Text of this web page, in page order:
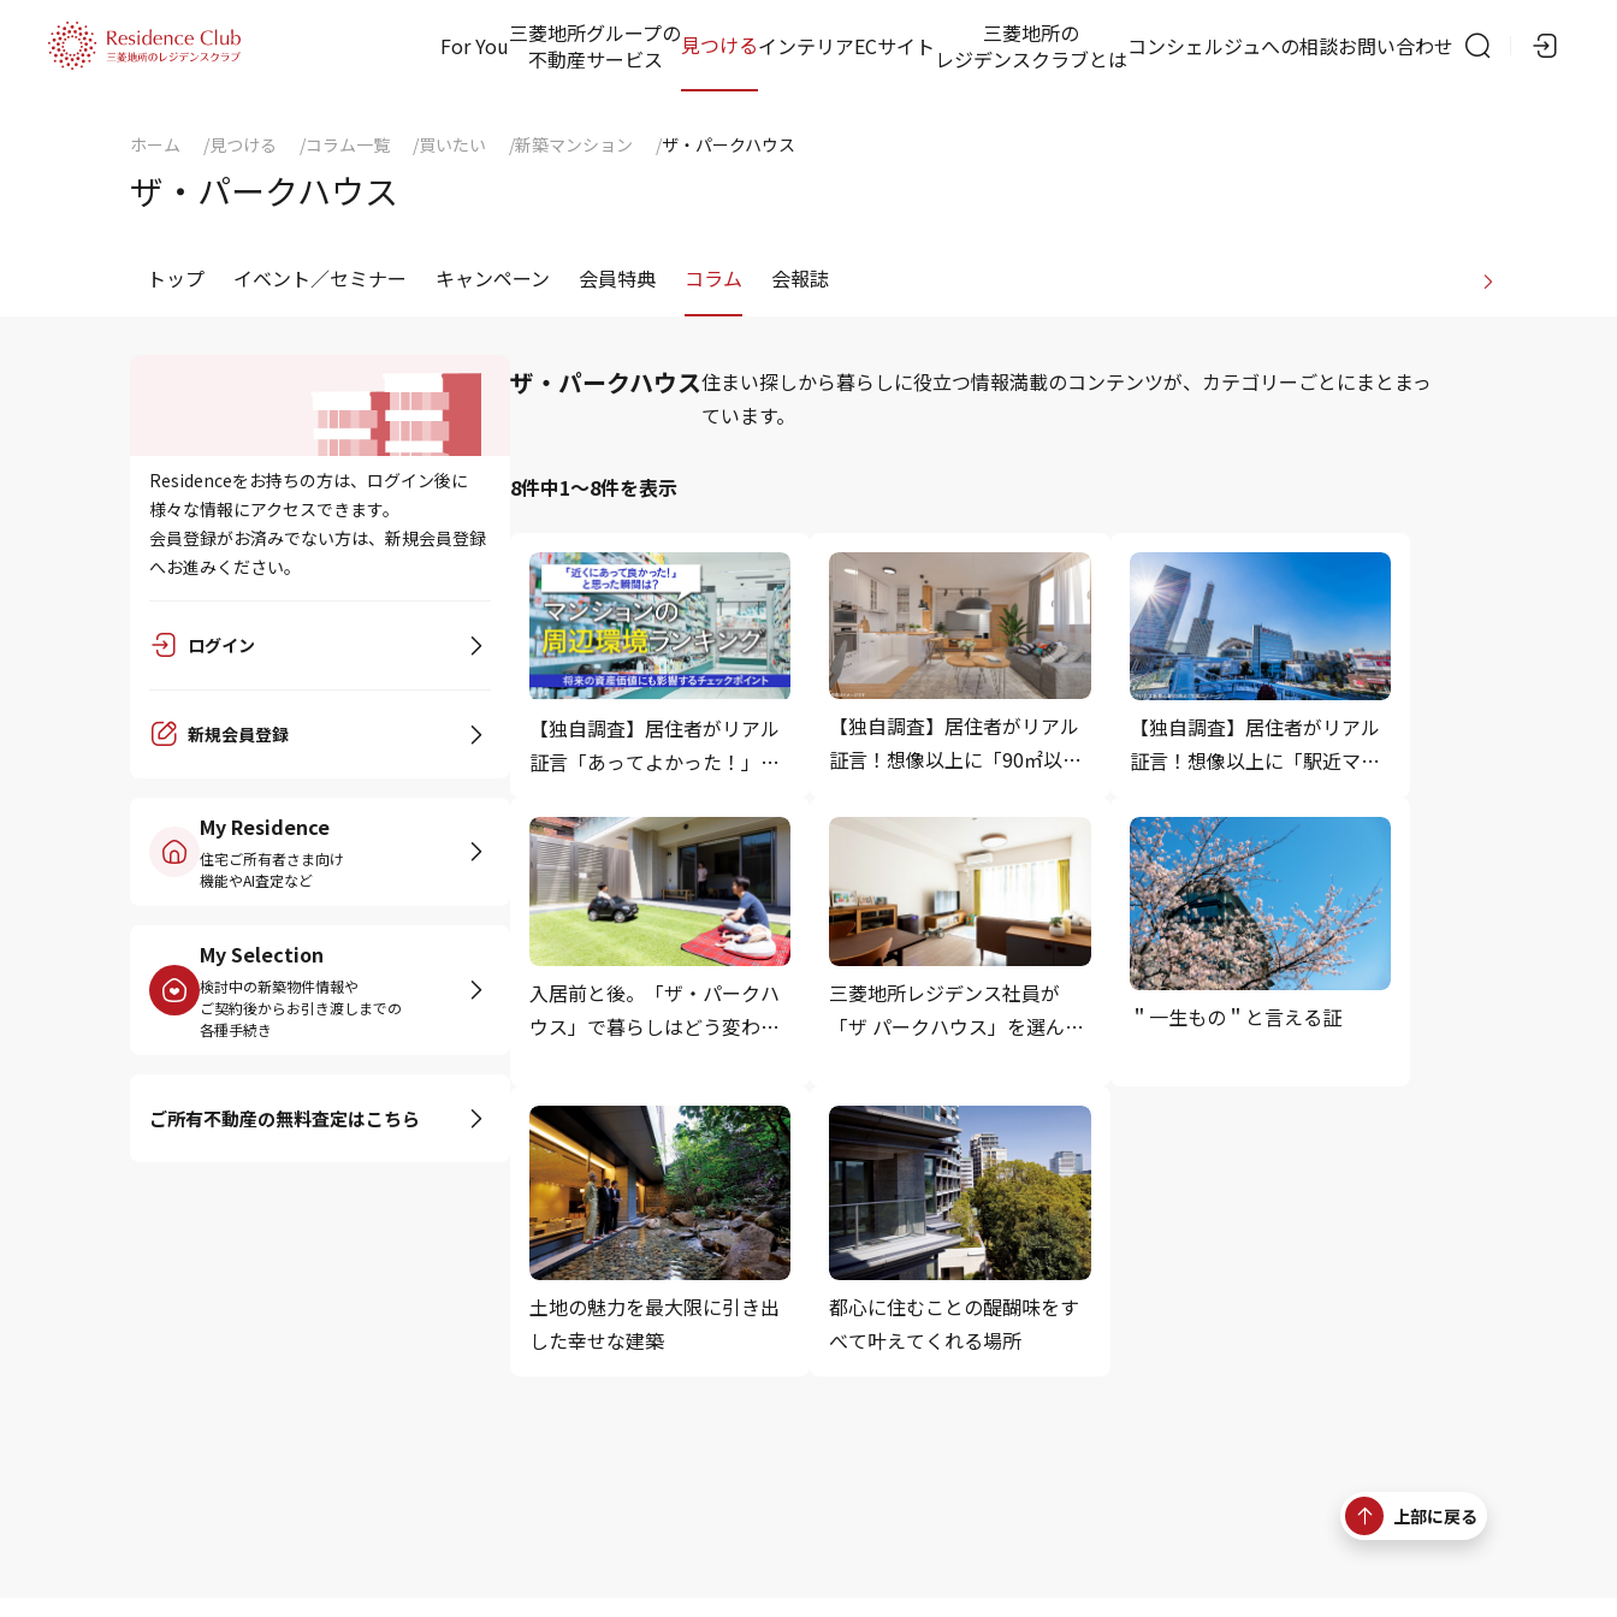
For You三菱地所グループの
不動産サービス
見つけるインテリアECサイト
三菱地所の
レジデンスクラブとはコンシェルジュへの相談お問い合わせ
ホーム 見つける コラム一覧 買いたい 新築マンション ザ・パークハウス
ザ・パークハウス
トップ イベント／セミナー キャンペーン 会員特典 コラム 会報誌
Residenceをお持ちの方は、ログイン後に
様々な情報にアクセスできます。
会員登録がお済みでない方は、新規会員登録
へお進みください。
ログイン
新規会員登録
My Residence
住宅ご所有者さま向け
機能やAI査定など
My Selection
検討中の新築物件情報や
ご契約後からお引き渡しまでの
各種手続き
ご所有不動産の無料査定はこちら
ザ・パークハウス住まい探しから暮らしに役立つ情報満載のコンテンツが、カテゴリーごとにまとまっ
ています。
8件中1～8件を表示
【独自調査】居住者がリアル
証言「あってよかった！」と
【独自調査】居住者がリアル
証言！想像以上に「90㎡以上
ったと思った瞬間
【独自調査】居住者がリアル
証言！想像以上に「駅近マン
思った瞬間
入居前と後。「ザ・パークハ
ウス」で暮らしはどう変わっ
三菱地所レジデンス社員が
「ザ パークハウス」を選んだ
＂一生もの＂と言える証
土地の魅力を最大限に引き出
した幸せな建築
都心に住むことの醍醐味をす
べて叶えてくれる場所
上部に戻る